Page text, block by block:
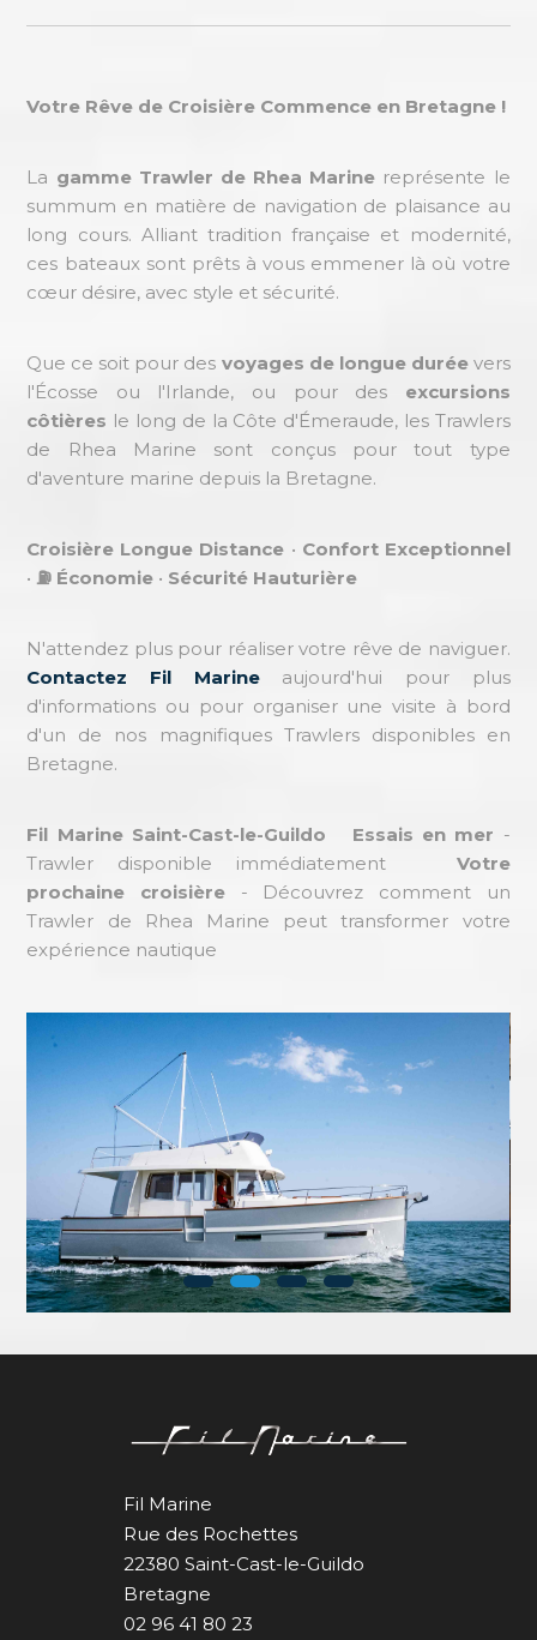
Votre Rêve de Croisière Commence en Bretagne !
La gamme Trawler de Rhea Marine représente le
summum en matière de navigation de plaisance au
long cours. Alliant tradition française et modernité,
ces bateaux sont prêts à vous emmener là où votre
cœur désire, avec style et sécurité.
Que ce soit pour des voyages de longue duréevers
l'Écosse ou l'Irlande, ou pour des excursions
côtières le long de la Côte d'Émeraude, les Trawlers
de Rhea Marine sont conçus pour tout type
d'aventure marine depuis la Bretagne.
Croisière Longue Distance • Confort Exceptionnel
• ⛽ Économie • Sécurité Hauturière
N'attendez plus pour réaliser votre rêve de naviguer.
Contactez Fil Marineaujourd'hui pour plus
d'informations ou pour organiser une visite à bord
d'un de nos magnifiques Trawlers disponibles en
Bretagne.
Fil Marine Saint-Cast-le-Guildo Essais en mer -
Trawler disponible immédiatement Votre
prochaine croisière - Découvrez comment un
Trawler de Rhea Marine peut transformer votre
expérience nautique
Fil Marine
Rue des Rochettes
22380 Saint-Cast-le-Guildo
Bretagne
02 96 41 80 23